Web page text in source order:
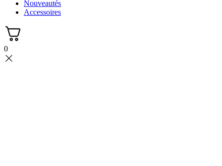
Nouveautés
Accessoires
0